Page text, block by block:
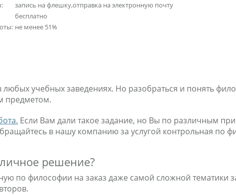
запись на флешку,отправка на электронную почту
бесплатно
не менее 51%
учебных заведениях. Но разобраться и понять
предметом.
Если Вам дали такое задание, но Вы по различным
в нашу компанию за услугой контрольная по
решение?
по философии на заказ даже самой сложной тематики